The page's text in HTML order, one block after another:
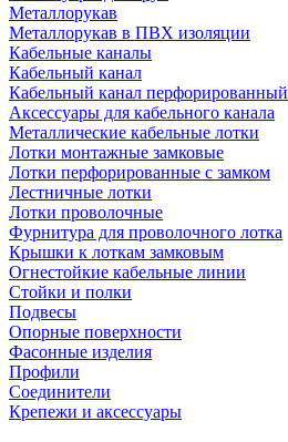
Металлорукав
Металлорукав в ПВХ изоляции
Кабельные каналы
Кабельный канал
Кабельный канал перфорированный
Аксессуары для кабельного канала
Металлические кабельные лотки
Лотки монтажные замковые
Лотки перфорированные с замком
Лестничные лотки
Лотки проволочные
Фурнитура для проволочного лотка
Крышки к лоткам замковым
Огнестойкие кабельные линии
Стойки и полки
Подвесы
Опорные поверхности
Фасонные изделия
Профили
Соединители
Крепежи и аксессуары